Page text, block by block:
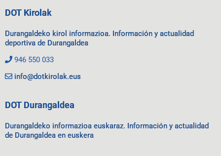
DOT Kirolak
Durangaldeko kirol informazioa. Información y actualidad
deportiva de Durangaldea
946 550 033
info@dotkirolak.eus
DOT Durangaldea
Durangaldeko informazioa euskaraz. Información y actualidad
de Durangaldea en euskera